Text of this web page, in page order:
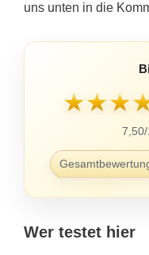
uns unten in die
★★★
7,50/
Wer testet hier